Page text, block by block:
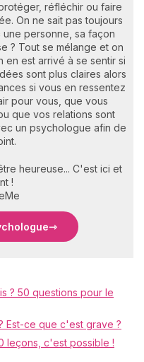
réfléchir ou faire
On ne sait pas toujours
personne, sa façon
? Tout se mélange et on
en est arrivé à se sentir si
sont plus claires alors
si vous en ressentez
pour vous, que vous
que vos relations sont
un psychologue afin de
heureuse... C'est ici et
!
? 50 questions pour le
Est-ce que c'est grave ?
leçons, c'est possible !